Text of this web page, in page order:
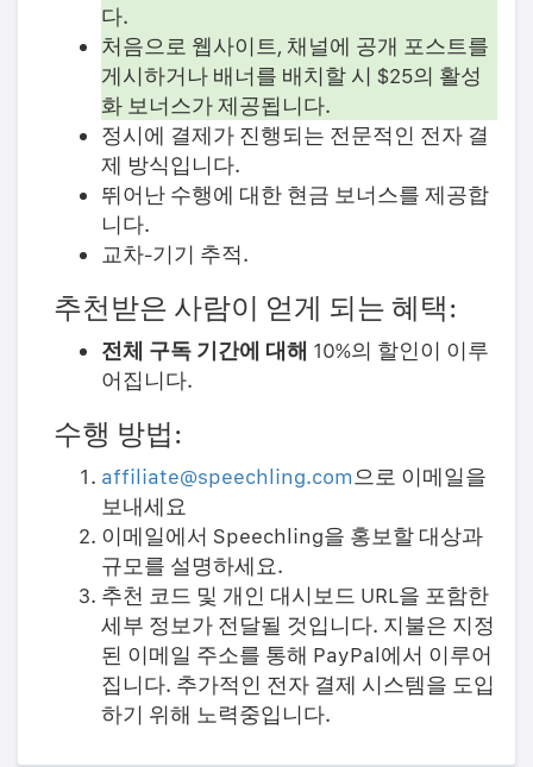
다.
처음으로 웹사이트, 채널에 공개 포스트를
게시하거나 배너를 배치할 시 $25의 활성
화 보너스가 제공됩니다.
정시에 결제가 진행되는 전문적인 전자 결
제 방식입니다.
뛰어난 수행에 대한 현금 보너스를 제공합
니다.
교차-기기 추적.
추천받은 사람이 얻게 되는 혜택:
전체 구독 기간에 대해 10%의 할인이 이루
어집니다.
수행 방법:
affiliate@speechling.com 으로 이메일을
보내세요
이메일에서 Speechling을 홍보할 대상과
규모를 설명하세요.
추천 코드 및 개인 대시보드 URL을 포함한
세부 정보가 전달될 것입니다. 지불은 지정
된 이메일 주소를 통해 PayPal에서 이루어
집니다. 추가적인 전자 결제 시스템을 도입
하기 위해 노력중입니다.